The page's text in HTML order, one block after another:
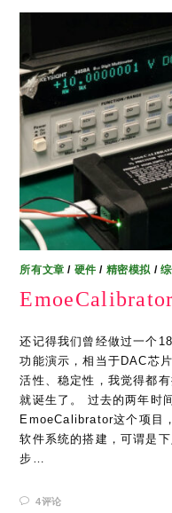
所有文章 / 硬件 / 精密模拟 /
还记得我们曾经做过一个
功能演示，相当于DAC芯
活性、稳定性，我觉得都
就诞生了。 过去的两年时
EmoeCalibrator这个项目
软件系统的搭建，可谓是
步…
4评论